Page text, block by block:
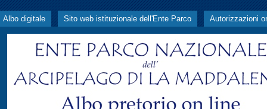
Albo digitale Sito web istituzionale dell'Ente Parco Autorizzazioni